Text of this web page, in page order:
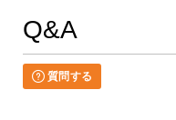
Q&A
質問する